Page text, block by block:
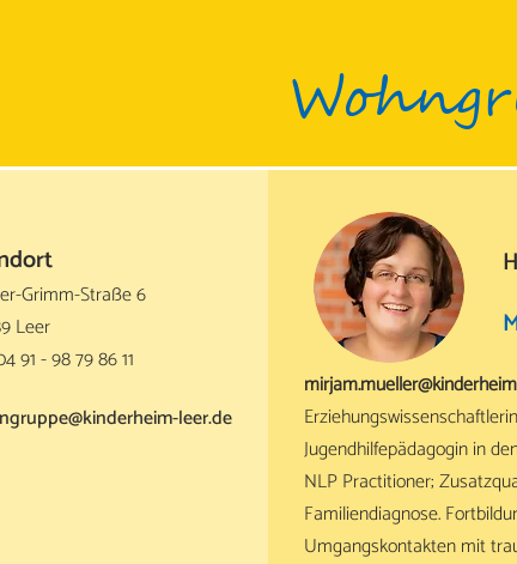
Grimm-Straße 6
Leer
91 - 98 79 86 11
leer.de
Jugendhilfepädagogin in
NLP Practitioner;
Familiendiagnose.
Umgangskontakten mit